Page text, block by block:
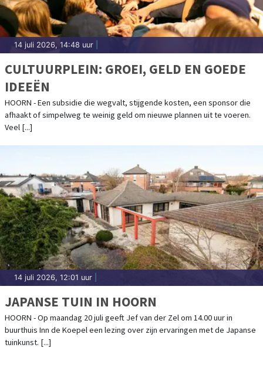
14 juli 2026, 14:48 uur
CULTUURPLEIN: GROEI, GELD EN GOEDE
IDEEËN
HOORN - Een subsidie die wegvalt, stijgende kosten, een sponsor die
afhaakt of simpelweg te weinig geld om nieuwe plannen uit te voeren.
Veel [...]
14 juli 2026, 12:01 uur
JAPANSE TUIN IN HOORN
HOORN - Op maandag 20 juli geeft Jef van der Zel om 14.00 uur in
buurthuis Inn de Koepel een lezing over zijn ervaringen met de Japanse
tuinkunst. [...]